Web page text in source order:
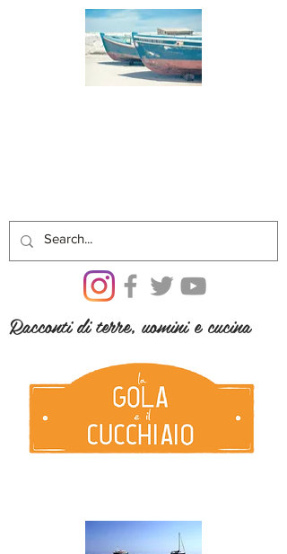
Racconti di terre, uomini e cucina